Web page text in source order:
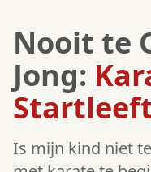
Nooit te
Jong:
Is mijn kind niet